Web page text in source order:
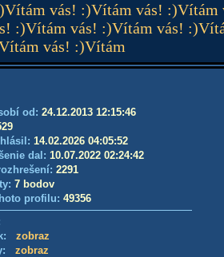
vás! :)Vítám vás! :)Vítám
:)Vítám vás! :)Vítám vás!
vás! :)Vítám
od: 24.12.2013 12:15:46
14.02.2026 04:05:52
dal: 10.07.2022 02:24:42
2291
7 bodov
profilu: 49356
zobraz
zobraz